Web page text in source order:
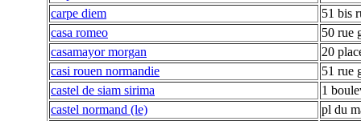
carpe diem
51 bis
casa romeo
50 rue
casamayor morgan
20
casi rouen normandie
51 rue
castel de siam sirima
1
castel normand (le)
pl du